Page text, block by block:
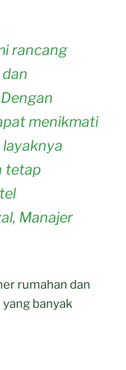
rancang
menikmati
tetap
Manajer
rumahan dan
banyak